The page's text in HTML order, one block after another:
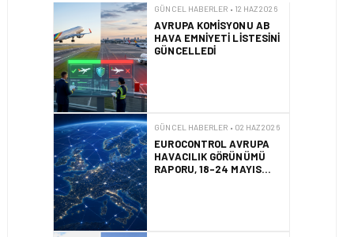
AVRUPA KOMISYONU AB
HAVA EMNIYETI LISTESINI
GÜNCELLEDI
EUROCONTROL AVRUPA
HAVACILIK GÖRÜNÜMÜ
RAPORU, 18-24 MAYIS
2026 HAFTASI